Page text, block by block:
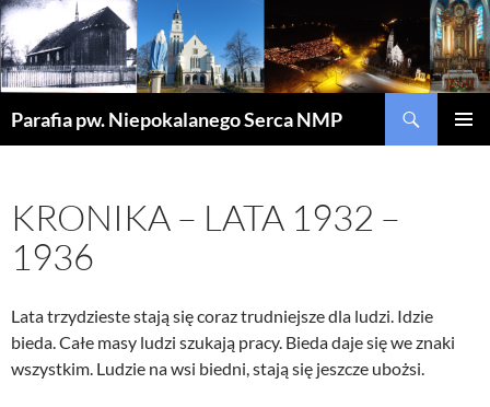
Parafia pw. Niepokalanego Serca NMP
KRONIKA – LATA 1932 –
1936
Lata trzydzieste stają się coraz trudniejsze dla ludzi. Idzie
bieda. Całe masy ludzi szukają pracy. Bieda daje się we znaki
wszystkim. Ludzie na wsi biedni, stają się jeszcze ubożsi.